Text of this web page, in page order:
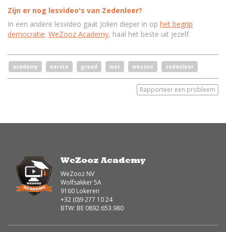
Zijn er nog lesvideo's van Zedenleer?
In een andere lesvideo gaat Jolien dieper in op het begrip
democratie. WeZooz Academy, haal het beste uit jezelf.
academy eerste graad wet wezooz zedenleer
Rapporteer een probleem
WeZooz Academy
WeZooz NV
Wolfsakker 5A
9160 Lokeren
+32 (0)9 277 10 24
BTW: BE 0892.653.980